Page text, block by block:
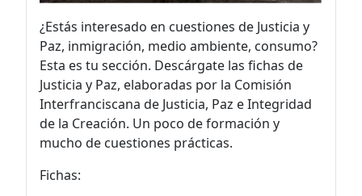
¿Estás interesado en cuestiones de Justicia y
Paz, inmigración, medio ambiente, consumo?
Esta es tu sección. Descárgate las fichas de
Justicia y Paz, elaboradas por la Comisión
Interfranciscana de Justicia, Paz e Integridad
de la Creación. Un poco de formación y
mucho de cuestiones prácticas.
Fichas: